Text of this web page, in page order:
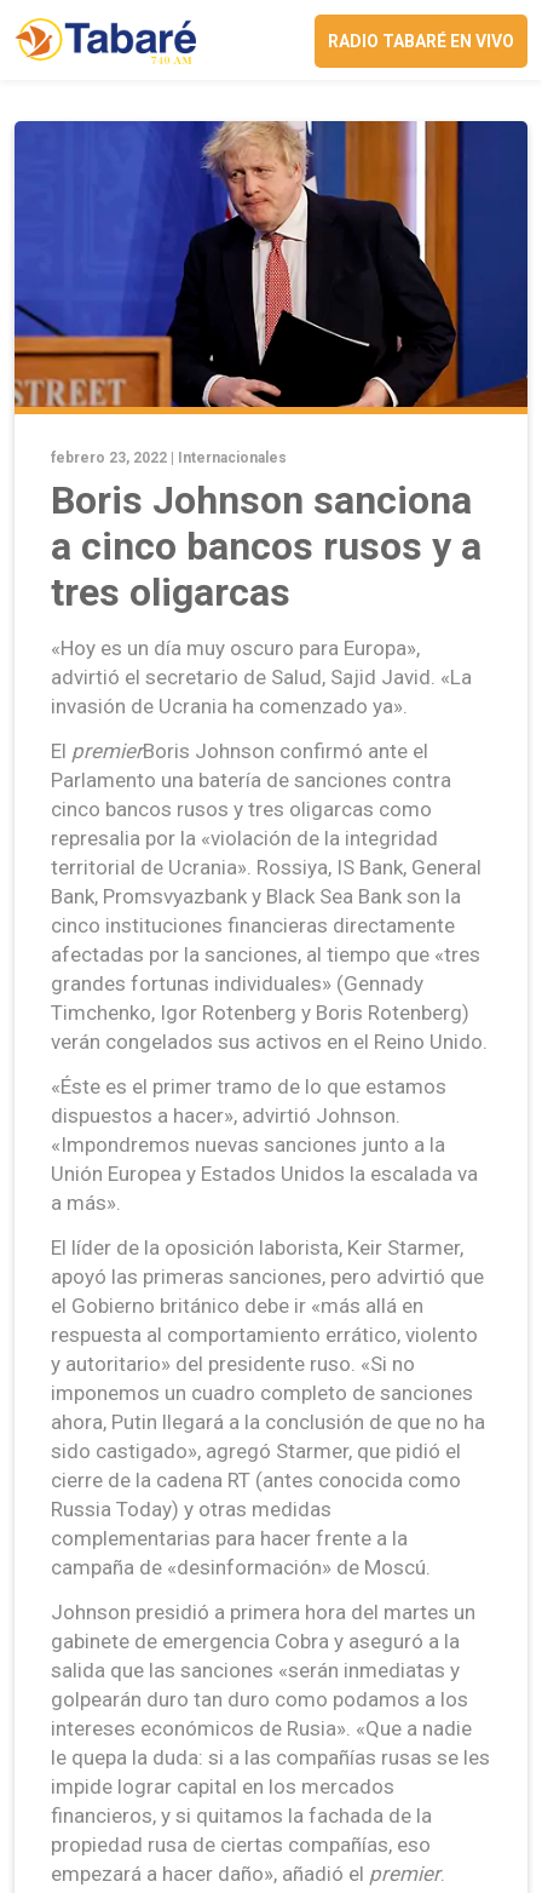
RADIO TABARÉ EN VIVO
febrero 23, 2022 | Internacionales
Boris Johnson sanciona
a cinco bancos rusos y a
tres oligarcas
«Hoy es un día muy oscuro para Europa»,
advirtió el secretario de Salud, Sajid Javid. «La
invasión de Ucrania ha comenzado ya».
El premierBoris Johnson confirmó ante el
Parlamento una batería de sanciones contra
cinco bancos rusos y tres oligarcas como
represalia por la «violación de la integridad
territorial de Ucrania». Rossiya, IS Bank, General
Bank, Promsvyazbank y Black Sea Bank son la
cinco instituciones financieras directamente
afectadas por la sanciones, al tiempo que «tres
grandes fortunas individuales» (Gennady
Timchenko, Igor Rotenberg y Boris Rotenberg)
verán congelados sus activos en el Reino Unido.
«Éste es el primer tramo de lo que estamos
dispuestos a hacer», advirtió Johnson.
«Impondremos nuevas sanciones junto a la
Unión Europea y Estados Unidos la escalada va
a más».
El líder de la oposición laborista, Keir Starmer,
apoyó las primeras sanciones, pero advirtió que
el Gobierno británico debe ir «más allá en
respuesta al comportamiento errático, violento
y autoritario» del presidente ruso. «Si no
imponemos un cuadro completo de sanciones
ahora, Putin llegará a la conclusión de que no ha
sido castigado», agregó Starmer, que pidió el
cierre de la cadena RT (antes conocida como
Russia Today) y otras medidas
complementarias para hacer frente a la
campaña de «desinformación» de Moscú.
Johnson presidió a primera hora del martes un
gabinete de emergencia Cobra y aseguró a la
salida que las sanciones «serán inmediatas y
golpearán duro tan duro como podamos a los
intereses económicos de Rusia». «Que a nadie
le quepa la duda: si a las compañías rusas se les
impide lograr capital en los mercados
financieros, y si quitamos la fachada de la
propiedad rusa de ciertas compañías, eso
empezará a hacer daño», añadió el premier.